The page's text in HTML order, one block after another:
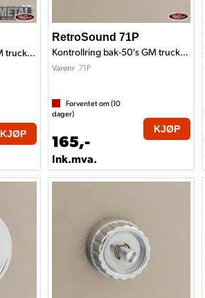
Kontrollring bak-50's GM truck style
KJØP
RetroSound 71P
Kontrollring bak-50's GM truck style
Varenr 71P
Forventet om (10
dager)
165,-
Ink.mva.
KJØP